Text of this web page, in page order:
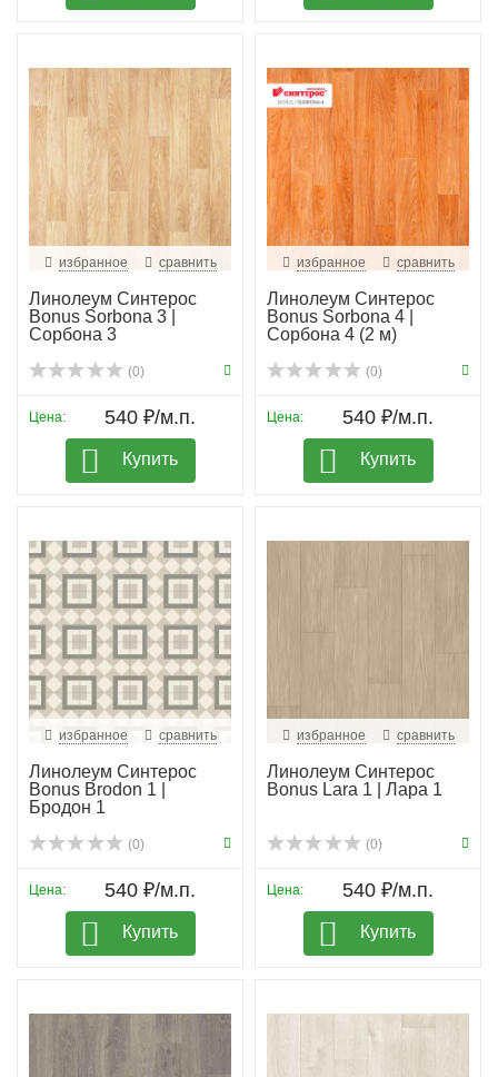
избранное сравнить
Линолеум Синтерос
Bonus Sorbona 3 |
Сорбона 3
(0)
Цена: 540 ₽/м.п.
Купить
избранное сравнить
Линолеум Синтерос
Bonus Sorbona 4 |
Сорбона 4 (2 м)
(0)
Цена: 540 ₽/м.п.
Купить
избранное сравнить
Линолеум Синтерос
Bonus Brodon 1 |
Бродон 1
(0)
Цена: 540 ₽/м.п.
Купить
избранное сравнить
Линолеум Синтерос
Bonus Lara 1 | Лара 1
(0)
Цена: 540 ₽/м.п.
Купить